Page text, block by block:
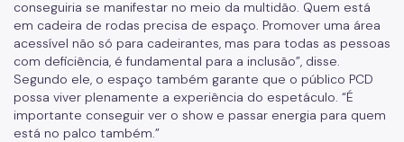
conseguiria se manifestar no meio da multidão. Quem está
em cadeira de rodas precisa de espaço. Promover uma área
acessível não só para cadeirantes, mas para todas as pessoas
com deficiência, é fundamental para a inclusão”, disse.
Segundo ele, o espaço também garante que o público PCD
possa viver plenamente a experiência do espetáculo. “É
importante conseguir ver o show e passar energia para quem
está no palco também.”